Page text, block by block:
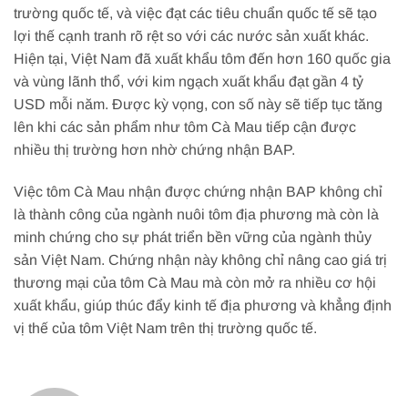
trường quốc tế, và việc đạt các tiêu chuẩn quốc tế sẽ tạo
lợi thế cạnh tranh rõ rệt so với các nước sản xuất khác.
Hiện tại, Việt Nam đã xuất khẩu tôm đến hơn 160 quốc gia
và vùng lãnh thổ, với kim ngạch xuất khẩu đạt gần 4 tỷ
USD mỗi năm. Được kỳ vọng, con số này sẽ tiếp tục tăng
lên khi các sản phẩm như tôm Cà Mau tiếp cận được
nhiều thị trường hơn nhờ chứng nhận BAP.
Việc tôm Cà Mau nhận được chứng nhận BAP không chỉ
là thành công của ngành nuôi tôm địa phương mà còn là
minh chứng cho sự phát triển bền vững của ngành thủy
sản Việt Nam. Chứng nhận này không chỉ nâng cao giá trị
thương mại của tôm Cà Mau mà còn mở ra nhiều cơ hội
xuất khẩu, giúp thúc đẩy kinh tế địa phương và khẳng định
vị thế của tôm Việt Nam trên thị trường quốc tế.